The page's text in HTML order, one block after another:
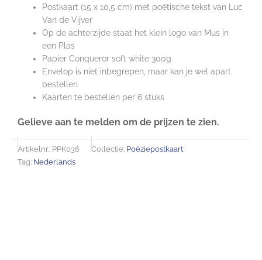
Postkaart (15 x 10,5 cm) met poëtische tekst van Luc
Van de Vijver
Op de achterzijde staat het klein logo van Mus in
een Plas
Papier Conqueror soft white 300g
Envelop is niet inbegrepen, maar kan je wel apart
bestellen
Kaarten te bestellen per 6 stuks
Gelieve aan te melden om de prijzen te zien.
Artikelnr.: PPK036 Collectie: Poëziepostkaart
Tag: Nederlands